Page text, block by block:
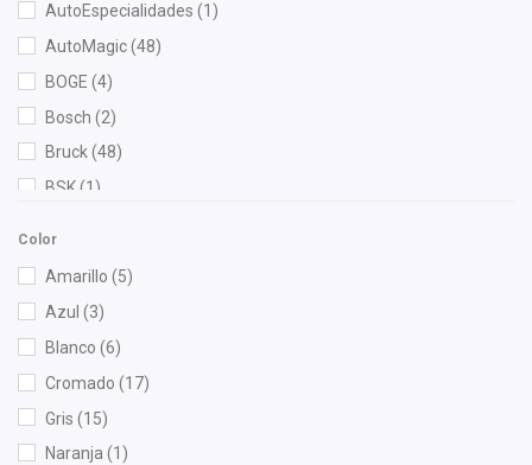
AutoEspecialidades (1)
AutoMagic(48)
BOGE (4)
Bosch (2)
Bruck(48)
BSK(1)
Color
Amarillo (5)
Azul (3)
Blanco (6)
Cromado (17)
Gris (15)
Naranja (1)